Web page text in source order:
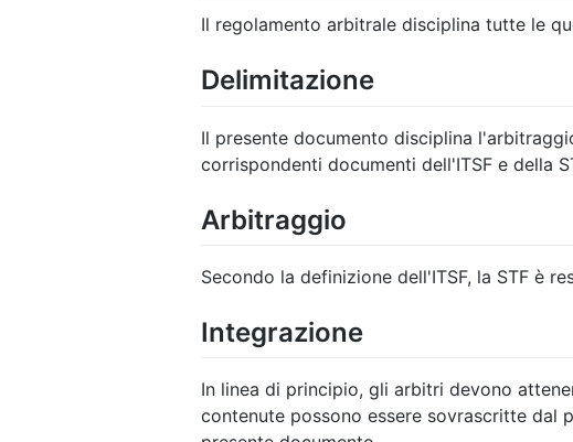
Il regolamento arbitrale disciplina tutte le
Delimitazione
Il presente documento disciplina
corrispondenti documenti dell'ITSF e della
Arbitraggio
Secondo la definizione dell'ITSF, la STF è
Integrazione
In linea di principio, gli arbitri devono
contenute possono essere sovrascritte dal